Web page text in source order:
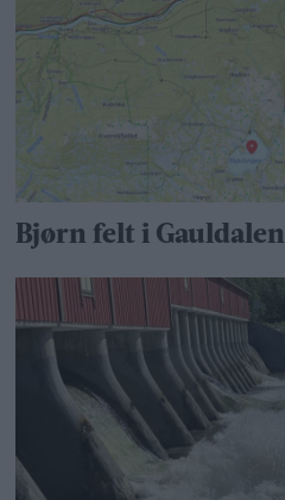
Bjørn felt i Gauldalen